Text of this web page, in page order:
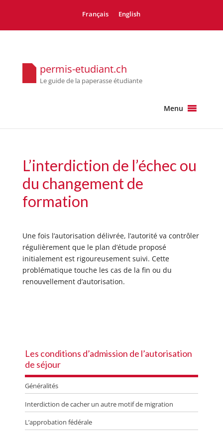
Français English
permis-etudiant.ch
Le guide de la paperasse étudiante
Menu
L’interdiction de l’échec ou
du changement de
formation
Une fois l’autorisation délivrée, l’autorité va contrôler
régulièrement que le plan d’étude proposé
initialement est rigoureusement suivi. Cette
problématique touche les cas de la fin ou du
renouvellement d’autorisation.
Les conditions d’admission de l’autorisation
de séjour
Généralités
Interdiction de cacher un autre motif de migration
L’approbation fédérale